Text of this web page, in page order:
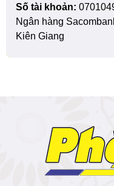
Số tài khoản:
Ngân hàng
Kiên Giang